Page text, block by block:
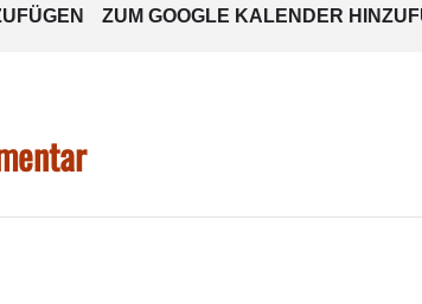
ZUM GOOGLE KALENDER